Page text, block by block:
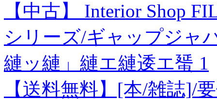
【中古】 Interior Shop
シリーズ/ギャップジャ
縺ッ縺」縺エ縺逶エ蜑 1
【送料無料】[本/雑誌]/